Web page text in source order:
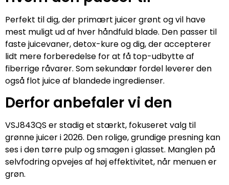
Perfekt til dig, der primært juicer grønt og vil have
mest muligt ud af hver håndfuld blade. Den passer til
faste juicevaner, detox-kure og dig, der accepterer
lidt mere forberedelse for at få top-udbytte af
fiberrige råvarer. Som sekundær fordel leverer den
også flot juice af blandede ingredienser.
Derfor anbefaler vi den
VSJ843QS er stadig et stærkt, fokuseret valg til
grønne juicer i 2026. Den rolige, grundige presning kan
ses i den tørre pulp og smagen i glasset. Manglen på
selvfodring opvejes af høj effektivitet, når menuen er
grøn.